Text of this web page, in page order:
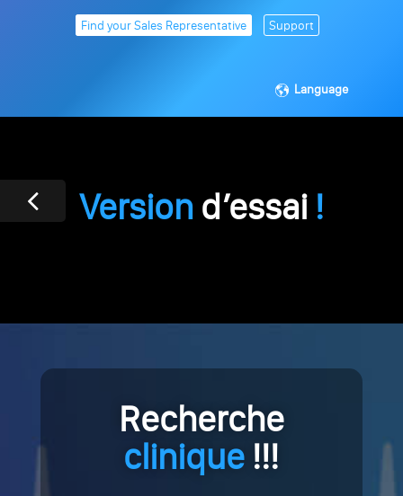
Find your Sales Representative Support
Language
Versiond’essai!
Recherche
clinique !!!